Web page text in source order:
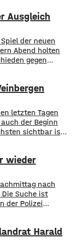
Ausgleich
der neuen
Abend holten
gegen
den per Kopf
war es auch, der
letzten Tagen
der Beginn
sichtbar ist
noch grün.
sichtbar rot. Im
wieder
nach
Suche ist
der Polizei
die Gegend rund
Harald